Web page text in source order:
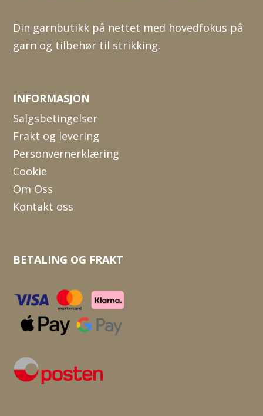
Din garnbutikk på nettet med hovedfokus på
garn og tilbehør til strikking.
INFORMASJON
Salgsbetingelser
Frakt og levering
Personvernerklæring
Cookie
Om Oss
Kontakt oss
BETALING OG FRAKT